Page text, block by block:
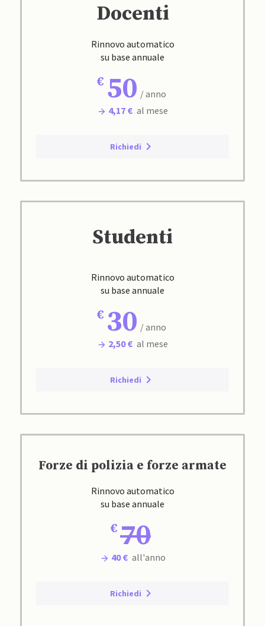
Docenti
Rinnovo automatico
su base annuale
50 / anno
4,17 € al mese
Richiedi
Studenti
Rinnovo automatico
su base annuale
30 / anno
2,50 € al mese
Richiedi
Forze di polizia e forze armate
Rinnovo automatico
su base annuale
70
40 € all'anno
Richiedi